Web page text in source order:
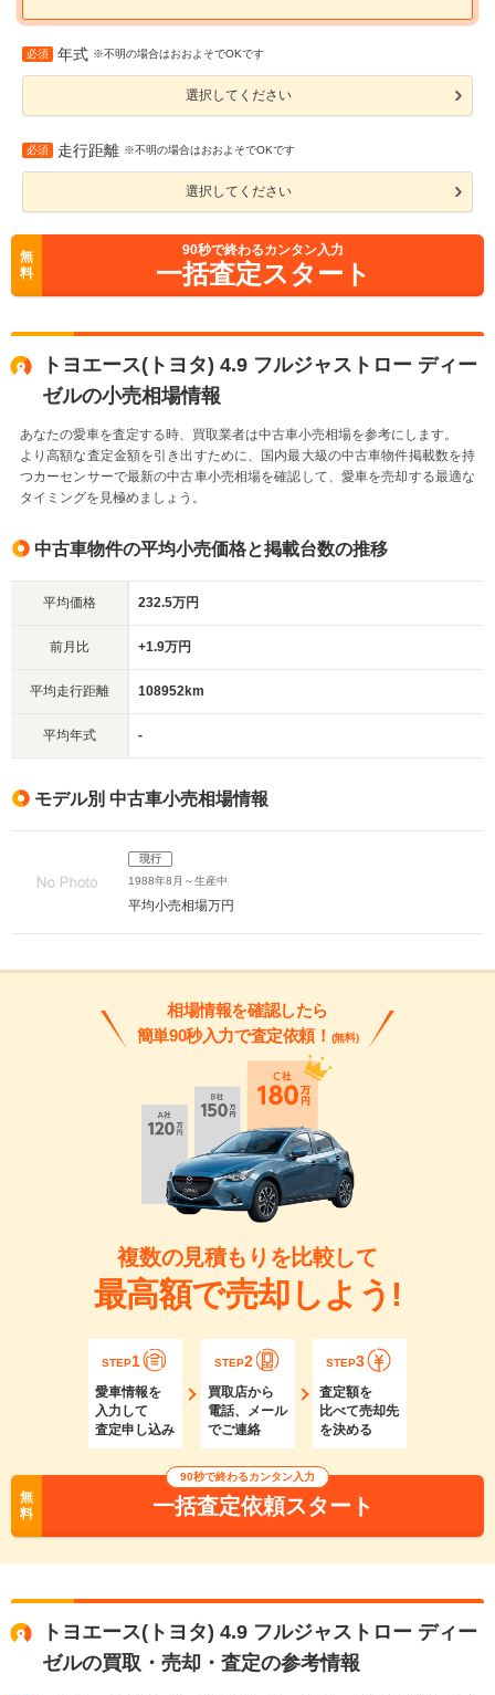
必須 年式 ※不明の場合はおおよそでOKです
選択してください
必須 走行距離 ※不明の場合はおおよそでOKです
選択してください
無
料
90秒で終わるカンタン入力
一括査定スタート
トヨエース(トヨタ) 4.9 フルジャストロー ディー
ゼルの小売相場情報
あなたの愛車を査定する時、買取業者は中古車小売相場を参考にします。
より高額な査定金額を引き出すために、国内最大級の中古車物件掲載数を持
つカーセンサーで最新の中古車小売相場を確認して、愛車を売却する最適な
タイミングを見極めましょう。
中古車物件の平均小売価格と掲載台数の推移
平均価格 232.5万円
前月比 +1.9万円
平均走行距離 108952km
平均年式 -
モデル別 中古車小売相場情報
現行
1988年8月～生産中
平均小売相場万円
相場情報を確認したら
簡単90秒入力で査定依頼！ (無料)
複数の見積もりを比較して
最高額で売却しよう!
STEP1
愛車情報を
入力して
査定申し込み
STEP2
買取店から
電話、メール
でご連絡
STEP3
査定額を
比べて売却先
を決める
無
料
90秒で終わるカンタン入力
一括査定依頼スタート
トヨエース(トヨタ) 4.9 フルジャストロー ディー
ゼルの買取・売却・査定の参考情報